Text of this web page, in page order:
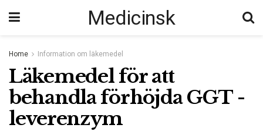
Medicinsk
Home Information om läkemedel
Läkemedel för att
behandla förhöjda GGT -
leverenzym